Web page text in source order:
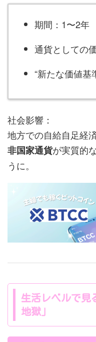
期間：1〜2年
通貨としての
“新たな価値基
社会影響：
地方での自給自足経
非国家通貨が実質的
うに。
生活レベルで見
地獄」